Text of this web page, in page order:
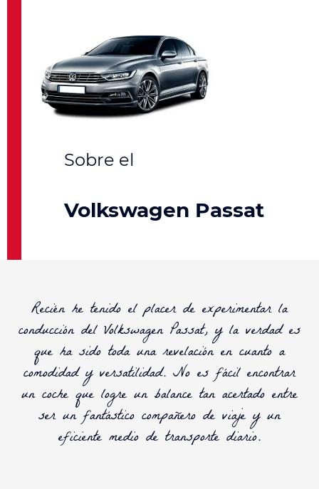
Volkswagen Passat
Recién he tenido el placer de experimentar la
conducción del Volkswagen Passat, y la verdad es
que ha sido toda una revelación en cuanto a
comodidad y versatilidad. No es fácil encontrar
un coche que logre un balance tan acertado entre
ser un fantástico compañero de viaje y un
eficiente medio de transporte diario.